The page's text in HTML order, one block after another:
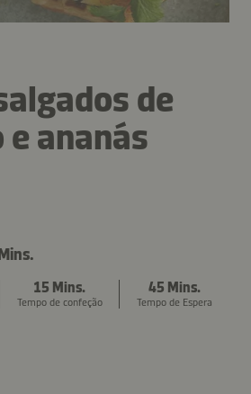
de
ananás
15 Mins.
Tempo de confeção
45 Mins.
Tempo de Espera